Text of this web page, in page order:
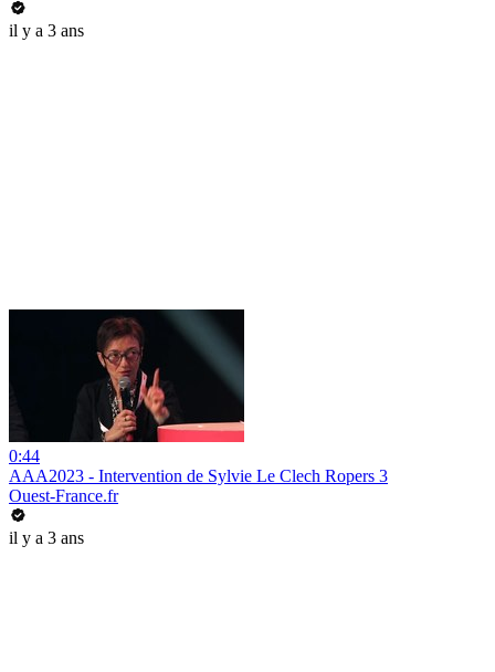
il y a 3 ans
0:44
AAA2023 - Intervention de Sylvie Le Clech Ropers 3
Ouest-France.fr
il y a 3 ans